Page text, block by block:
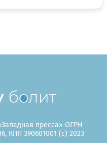
пресса» ОГРН
КПП 390601001 (c) 2023